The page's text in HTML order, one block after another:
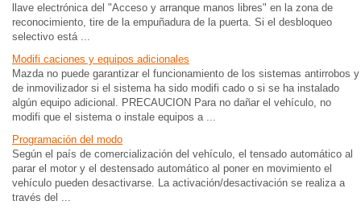
llave electrónica del "Acceso y arranque manos libres" en la zona de
reconocimiento, tire de la empuñadura de la puerta. Si el desbloqueo
selectivo está ...
Modifi caciones y equipos adicionales
Mazda no puede garantizar el funcionamiento de los sistemas antirrobos y
de inmovilizador si el sistema ha sido modifi cado o si se ha instalado
algún equipo adicional. PRECAUCION Para no dañar el vehículo, no
modifi que el sistema o instale equipos a ...
Programación del modo
Según el país de comercialización del vehículo, el tensado automático al
parar el motor y el destensado automático al poner en movimiento el
vehículo pueden desactivarse. La activación/desactivación se realiza a
través del ...